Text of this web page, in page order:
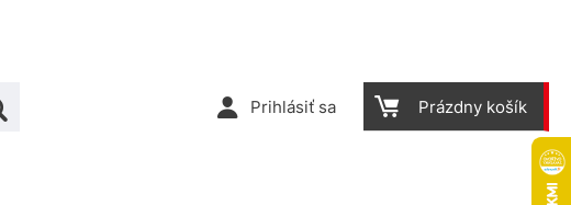
Prihlásiť sa Prázdny košík